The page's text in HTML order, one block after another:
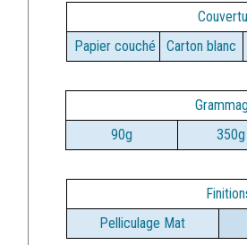
Papier couché
Carton blanc
90g
350g
Pelliculage Mat